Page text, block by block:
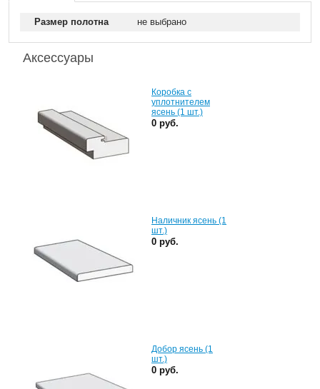
Размер полотна не выбрано
Аксессуары
Коробка с
уплотнителем
ясень (1 шт.)
0 руб.
Наличник ясень (1
шт.)
0 руб.
Добор ясень (1
шт.)
0 руб.